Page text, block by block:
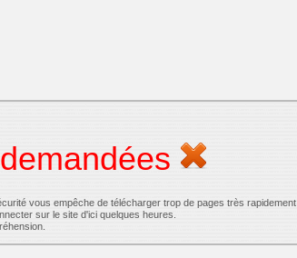
vous empêche de télécharger trop de pages très rapidement
sur le site d'ici quelques heures.